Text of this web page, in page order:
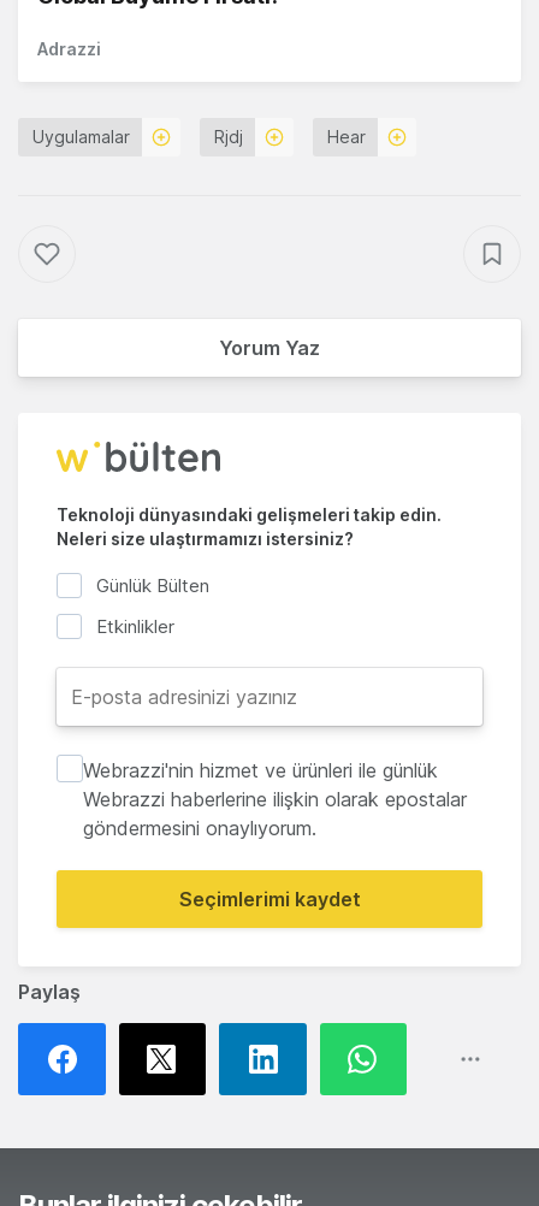
Paylaş
Adrazzi
Uygulamalar Rjdj Hear
Yorum Yaz
Teknoloji dünyasındaki gelişmeleri takip edin.
Neleri size ulaştırmamızı istersiniz?
Günlük Bülten
Etkinlikler
Webrazzi'nin hizmet ve ürünleri ile günlük
Webrazzi haberlerine ilişkin olarak epostalar
göndermesini onaylıyorum.
Seçimlerimi kaydet